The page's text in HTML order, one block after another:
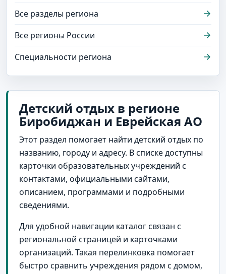
Все разделы региона
Все регионы России
Специальности региона
Детский отдых в регионе
Биробиджан и Еврейская АО
Этот раздел помогает найти детский отдых по
названию, городу и адресу. В списке доступны
карточки образовательных учреждений с
контактами, официальными сайтами,
описанием, программами и подробными
сведениями.
Для удобной навигации каталог связан с
региональной страницей и карточками
организаций. Такая перелинковка помогает
быстро сравнить учреждения рядом с домом,